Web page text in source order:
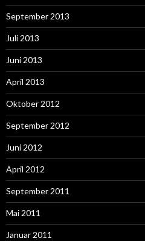
September 2013
Juli 2013
Juni 2013
April 2013
Oktober 2012
September 2012
Juni 2012
April 2012
September 2011
Mai 2011
Januar 2011